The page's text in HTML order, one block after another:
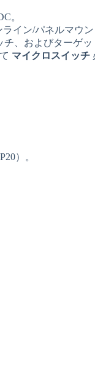
。
イン/パネルマウン
、およびターゲッ
マイクロスイッチ
）。